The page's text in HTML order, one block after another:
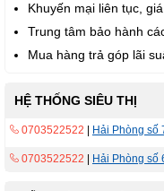
Khuyến mại liên tục,
Trung tâm bảo hành
Mua hàng trả góp lãi
HỆ THỐNG SIÊU THỊ
0703522522 Hải Phòng số
0703522522 Hải Phòng số